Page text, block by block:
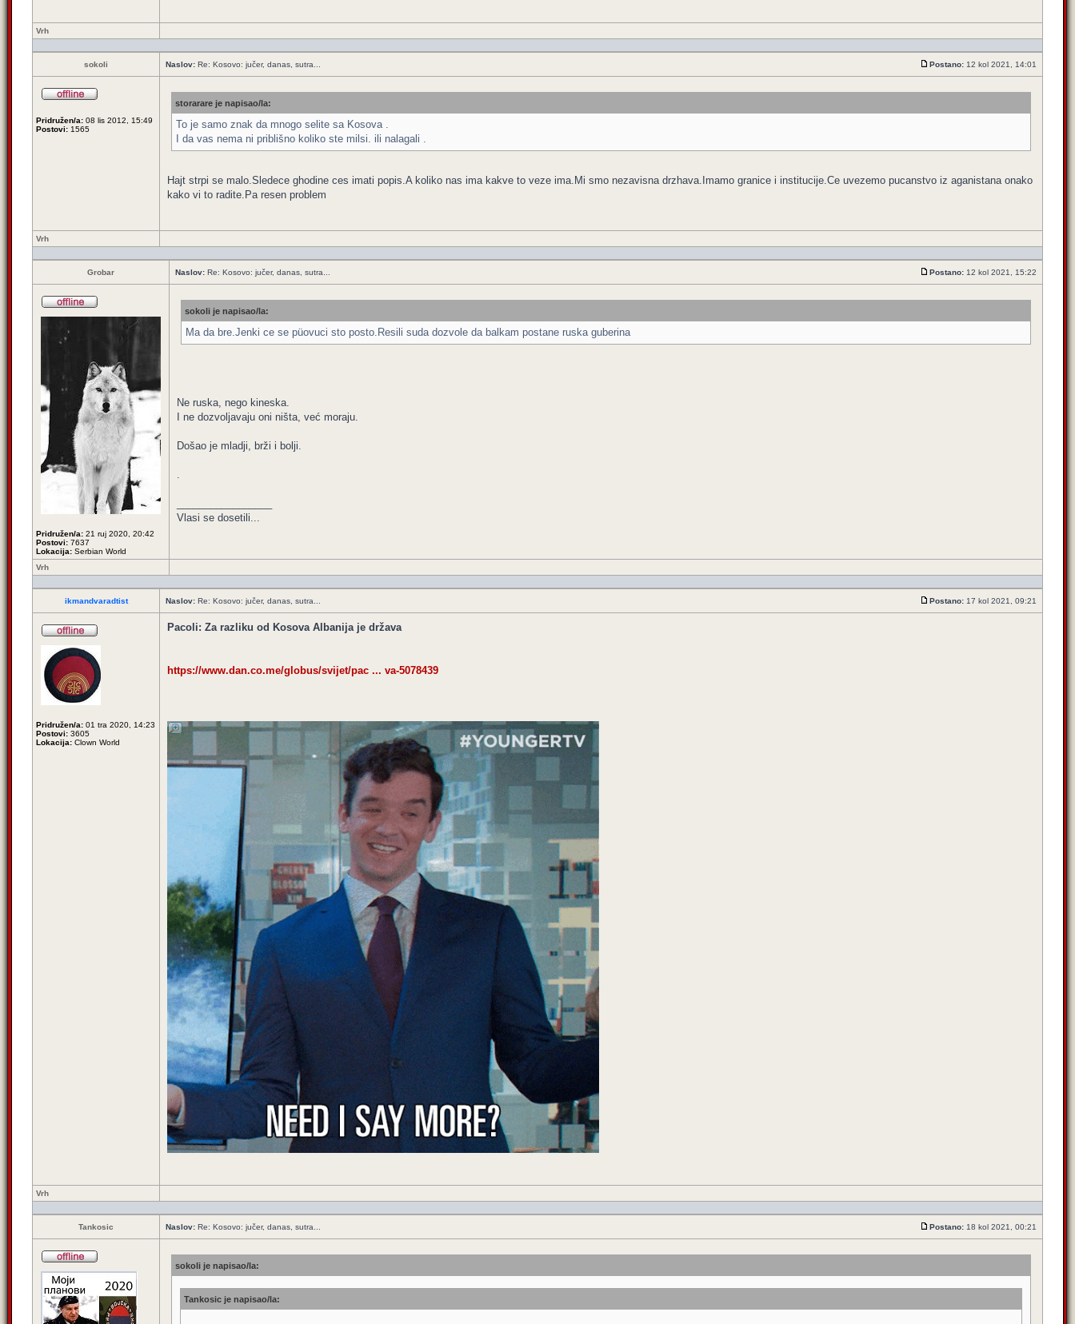
Vrh
sokoli Naslov: Re: Kosovo: jučer, danas, sutra... Postano: 12 kol 2021, 14:01
Pridružen/a: 08 lis 2012, 15:49
Postovi: 1565
storarare je napisao/la:
To je samo znak da mnogo selite sa Kosova .
I da vas nema ni priblišno koliko ste milsi. ili nalagali .
Hajt strpi se malo.Sledece ghodine ces imati popis.A koliko nas ima kakve to veze ima.Mi smo nezavisna drzhava.Imamo granice i institucije.Ce uvezemo pucanstvo iz aganistana onako
kako vi to radite.Pa resen problem
Vrh
Grobar Naslov: Re: Kosovo: jučer, danas, sutra... Postano: 12 kol 2021, 15:22
Pridružen/a: 21 ruj 2020, 20:42
Postovi: 7637
Lokacija: Serbian World
sokoli je napisao/la:
Ma da bre.Jenki ce se püovuci sto posto.Resili suda dozvole da balkam postane ruska guberina
Ne ruska, nego kineska.
I ne dozvoljavaju oni ništa, već moraju.
Došao je mladji, brži i bolji.
.
Vlasi se dosetili...
Vrh
ikmandvaradtist Naslov: Re: Kosovo: jučer, danas, sutra... Postano: 17 kol 2021, 09:21
Pridružen/a: 01 tra 2020, 14:23
Postovi: 3605
Lokacija: Clown World
Pacoli: Za razliku od Kosova Albanija je država
https://www.dan.co.me/globus/svijet/pac ... va-5078439
Vrh
Tankosic Naslov: Re: Kosovo: jučer, danas, sutra... Postano: 18 kol 2021, 00:21
sokoli je napisao/la:
Tankosic je napisao/la: